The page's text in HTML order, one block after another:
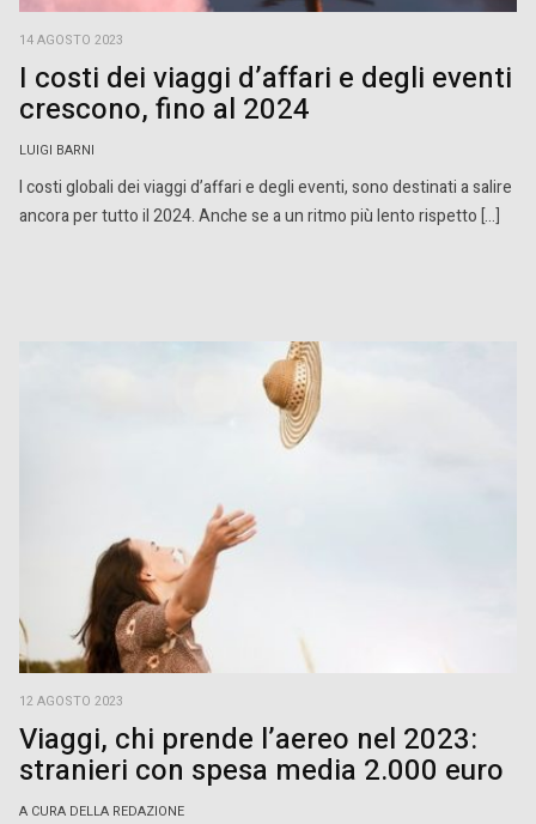
14 AGOSTO 2023
I costi dei viaggi d’affari e degli eventi
crescono, fino al 2024
LUIGI BARNI
I costi globali dei viaggi d’affari e degli eventi, sono destinati a salire
ancora per tutto il 2024. Anche se a un ritmo più lento rispetto […]
12 AGOSTO 2023
Viaggi, chi prende l’aereo nel 2023:
stranieri con spesa media 2.000 euro
A CURA DELLA REDAZIONE